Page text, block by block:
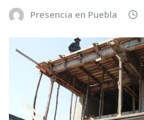
Presencia en Puebla